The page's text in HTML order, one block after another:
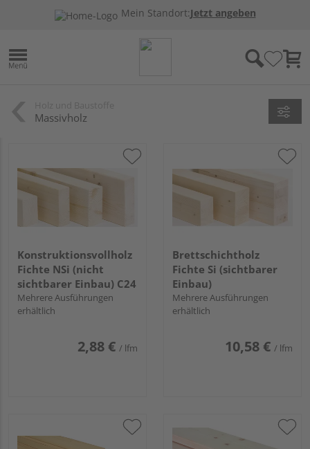
Mein Standort:Jetzt angeben
Massivholz
Konstruktionsvollholz
Fichte NSi (nicht
sichtbarer Einbau) C24
Mehrere Ausführungen
erhältlich
2,88 € / lfm
Brettschichtholz
Fichte Si (sichtbarer
Einbau)
Mehrere Ausführungen
erhältlich
10,58 € / lfm